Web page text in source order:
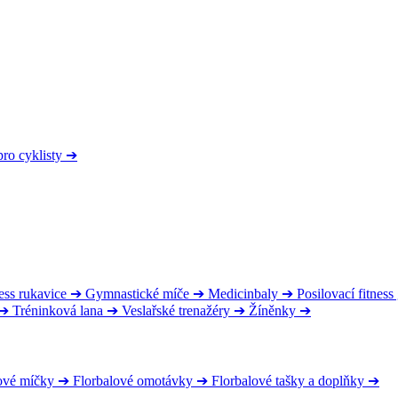
cyklisty ➔
rukavice ➔ Gymnastické míče ➔ Medicinbaly ➔ Posilovací fitness
Tréninková lana ➔ Veslařské trenažéry ➔ Žíněnky ➔
míčky ➔ Florbalové omotávky ➔ Florbalové tašky a doplňky ➔